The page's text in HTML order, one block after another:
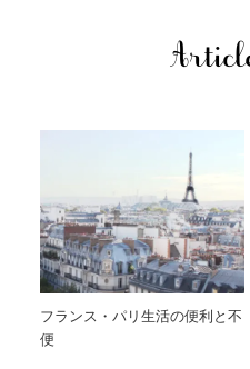
フランス・パリ生活の便利と不
便